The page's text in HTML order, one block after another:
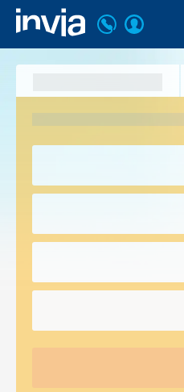
Invia.sk
Volajte
+421
2
3221
Prihlásiť